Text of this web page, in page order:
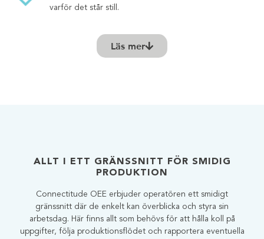
varför det står still.
Läs mer
ALLT I ETT GRÄNSSNITT FÖR SMIDIG
PRODUKTION
Connectitude OEE erbjuder operatören ett smidigt
gränssnitt där de enkelt kan överblicka och styra sin
arbetsdag. Här finns allt som behövs för att hålla koll på
uppgifter, följa produktionsflödet och rapportera eventuella